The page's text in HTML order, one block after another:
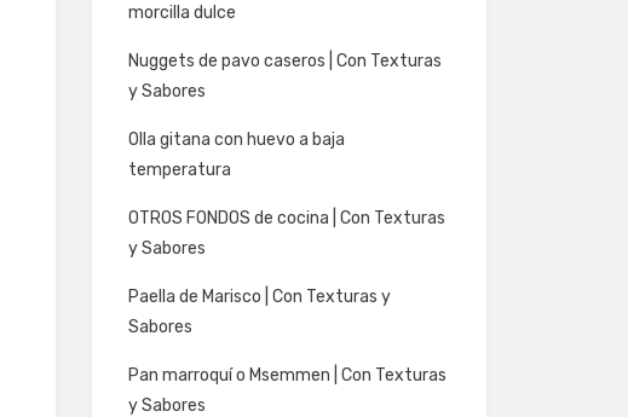
morcilla dulce
Nuggets de pavo caseros | Con Texturas
y Sabores
Olla gitana con huevo a baja
temperatura
OTROS FONDOS de cocina | Con Texturas
y Sabores
Paella de Marisco | Con Texturas y
Sabores
Pan marroquí o Msemmen | Con Texturas
y Sabores